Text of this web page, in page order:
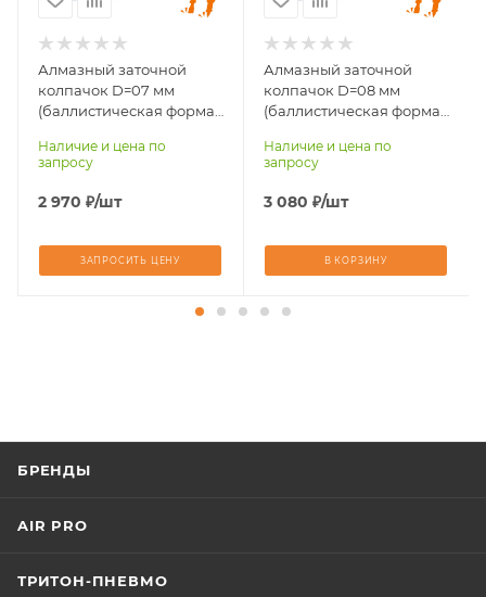
Алмазный заточной
колпачок D=07 мм
(баллистическая форма,
Atlas 55
Наличие и цена по
запросу
2 970 ₽/шт
ЗАПРОСИТЬ ЦЕНУ
Алмазный заточной
колпачок D=08 мм
(баллистическая форма,
Atlas 55
Наличие и цена по
запросу
3 080 ₽/шт
В КОРЗИНУ
БРЕНДЫ
AIR PRO
ТРИТОН-ПНЕВМО